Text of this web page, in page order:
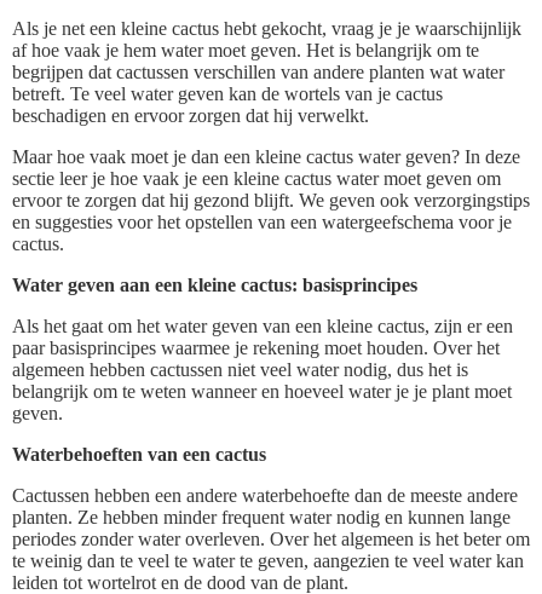
Als je net een kleine cactus hebt gekocht, vraag je je waarschijnlijk
af hoe vaak je hem water moet geven. Het is belangrijk om te
begrijpen dat cactussen verschillen van andere planten wat water
betreft. Te veel water geven kan de wortels van je cactus
beschadigen en ervoor zorgen dat hij verwelkt.
Maar hoe vaak moet je dan een kleine cactus water geven? In deze
sectie leer je hoe vaak je een kleine cactus water moet geven om
ervoor te zorgen dat hij gezond blijft. We geven ook verzorgingstips
en suggesties voor het opstellen van een watergeefschema voor je
cactus.
Water geven aan een kleine cactus: basisprincipes
Als het gaat om het water geven van een kleine cactus, zijn er een
paar basisprincipes waarmee je rekening moet houden. Over het
algemeen hebben cactussen niet veel water nodig, dus het is
belangrijk om te weten wanneer en hoeveel water je je plant moet
geven.
Waterbehoeften van een cactus
Cactussen hebben een andere waterbehoefte dan de meeste andere
planten. Ze hebben minder frequent water nodig en kunnen lange
periodes zonder water overleven. Over het algemeen is het beter om
te weinig dan te veel te water te geven, aangezien te veel water kan
leiden tot wortelrot en de dood van de plant.